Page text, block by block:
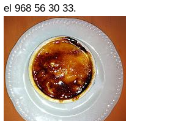
el 968 56 30 33.